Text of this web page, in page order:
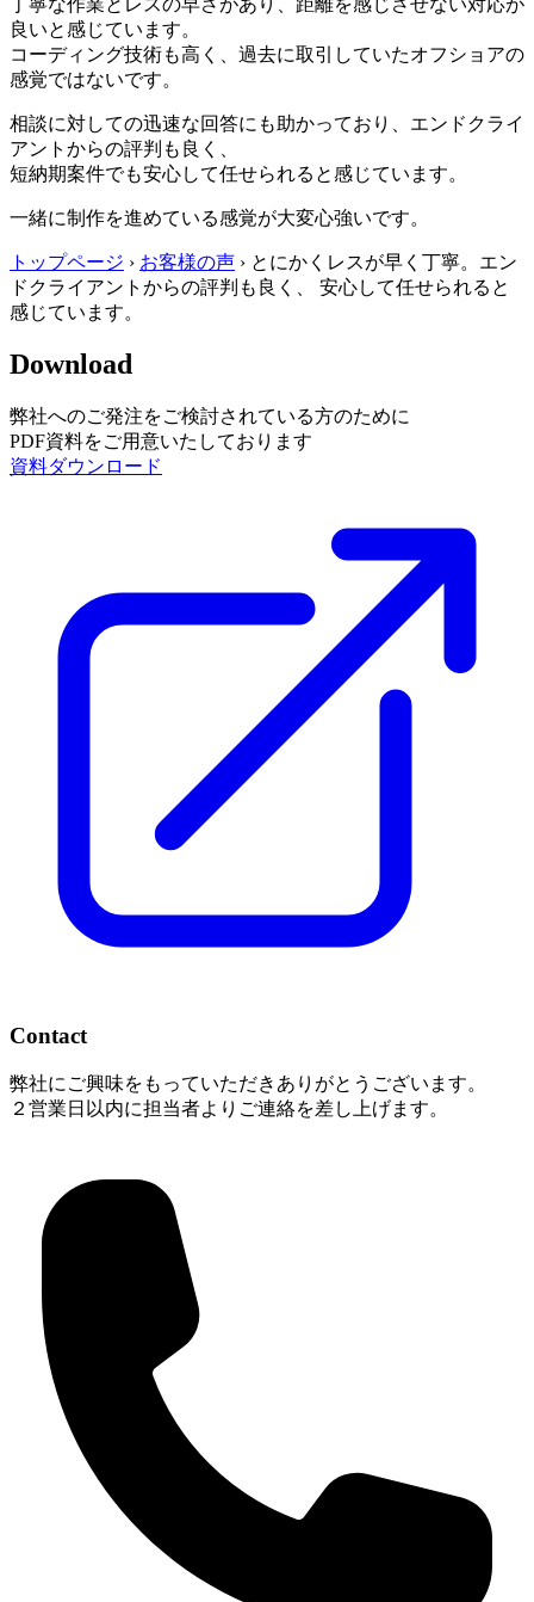
良いと感じています。
コーディング技術も高く、過去に取引していたオフショアの
感覚ではないです。
相談に対しての迅速な回答にも助かっており、エンドクライ
アントからの評判も良く、
短納期案件でも安心して任せられると感じています。
一緒に制作を進めている感覚が大変心強いです。
トップページ › お客様の声 › とにかくレスが早く丁寧。エン
ドクライアントからの評判も良く、 安心して任せられると
感じています。
Download
弊社へのご発注をご検討されている方のために
PDF資料をご用意いたしております
資料ダウンロード
Contact
弊社にご興味をもっていただきありがとうございます。
２営業日以内に担当者よりご連絡を差し上げます。